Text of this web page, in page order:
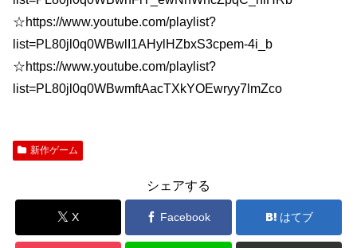
☆https://www.youtube.com/playlist?
list=PL80jl0q0WBwlI1AHylHZbxS3cpem-4i_b
☆https://www.youtube.com/playlist?
list=PL80jl0q0WBwmftAacTXkYOEwryy7lmZco
新作ゲーム
シェアする
X Facebook はてブ